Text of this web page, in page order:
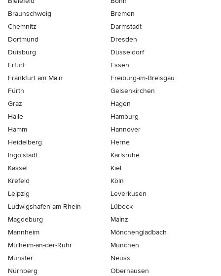
Braunschweig
Bremen
Chemnitz
Darmstadt
Dortmund
Dresden
Duisburg
Düsseldorf
Erfurt
Essen
Frankfurt am Main
Freiburg-im-Breisgau
Fürth
Gelsenkirchen
Graz
Hagen
Halle
Hamburg
Hamm
Hannover
Heidelberg
Herne
Ingolstadt
Karlsruhe
Kassel
Kiel
Krefeld
Köln
Leipzig
Leverkusen
Ludwigshafen-am-Rhein
Lübeck
Magdeburg
Mainz
Mannheim
Mönchen­gladbach
Mülheim-an-der-Ruhr
München
Münster
Neuss
Nürnberg
Oberhausen